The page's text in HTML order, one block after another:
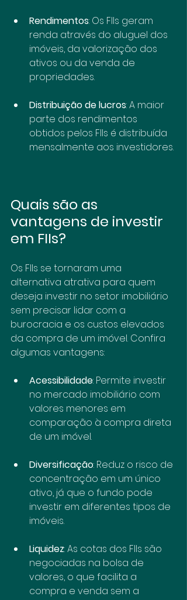
Rendimentos: Os FIIs geram
renda através do aluguel dos
imóveis, da valorização dos
ativos ou da venda de
propriedades.
Distribuição de lucros: A maior
parte dos rendimentos
obtidos pelos FIIs é distribuída
mensalmente aos investidores.
Quais são as
vantagens de investir
em FIIs?
Os FIIs se tornaram uma
alternativa atrativa para quem
deseja investir no setor imobiliário
sem precisar lidar com a
burocracia e os custos elevados
da compra de um imóvel. Confira
algumas vantagens:
Acessibilidade: Permite investir
no mercado imobiliário com
valores menores em
comparação à compra direta
de um imóvel.
Diversificação: Reduz o risco de
concentração em um único
ativo, já que o fundo pode
investir em diferentes tipos de
imóveis.
Liquidez: As cotas dos FIIs são
negociadas na bolsa de
valores, o que facilita a
compra e venda sem a